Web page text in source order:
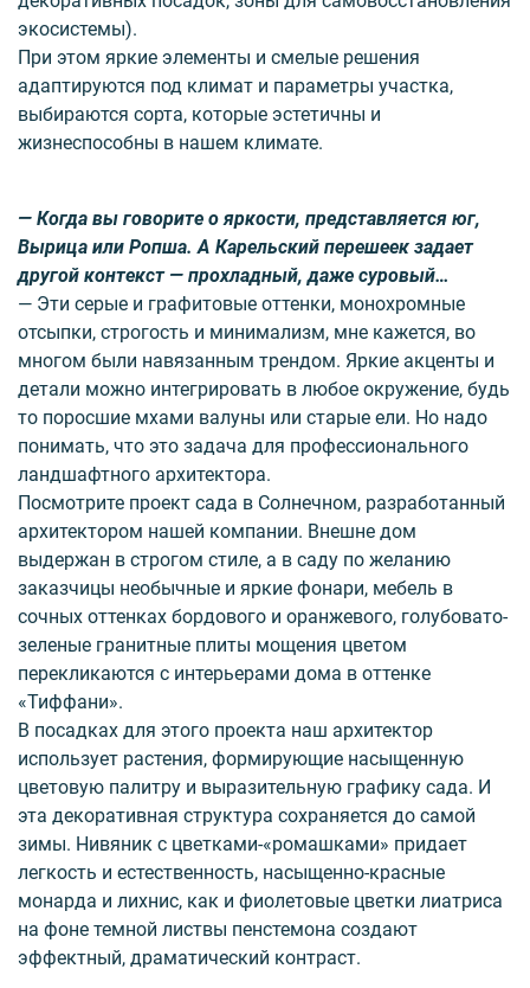
экосистемы).
При этом яркие элементы и смелые решения
адаптируются под климат и параметры участка,
выбираются сорта, которые эстетичны и
жизнеспособны в нашем климате.
— Когда вы говорите о яркости, представляется юг,
Вырица или Ропша. А Карельский перешеек задает
другой контекст — прохладный, даже суровый…
— Эти серые и графитовые оттенки, монохромные
отсыпки, строгость и минимализм, мне кажется, во
многом были навязанным трендом. Яркие акценты и
детали можно интегрировать в любое окружение, будь
то поросшие мхами валуны или старые ели. Но надо
понимать, что это задача для профессионального
ландшафтного архитектора.
Посмотрите проект сада в Солнечном, разработанный
архитектором нашей компании. Внешне дом
выдержан в строгом стиле, а в саду по желанию
заказчицы необычные и яркие фонари, мебель в
сочных оттенках бордового и оранжевого, голубовато-
зеленые гранитные плиты мощения цветом
перекликаются с интерьерами дома в оттенке
«Тиффани».
В посадках для этого проекта наш архитектор
использует растения, формирующие насыщенную
цветовую палитру и выразительную графику сада. И
эта декоративная структура сохраняется до самой
зимы. Нивяник с цветками-«ромашками» придает
легкость и естественность, насыщенно-красные
монарда и лихнис, как и фиолетовые цветки лиатриса
на фоне темной листвы пенстемона создают
эффектный, драматический контраст.